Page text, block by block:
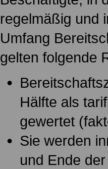
regelmäßig und
Umfang
gelten folgende
Hälfte als
gewertet
Sie werden
und Ende